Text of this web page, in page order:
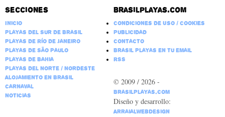
Secciones
Inicio
Playas del Sur de Brasil
Playas de Río de Janeiro
Playas de São Paulo
Playas de Bahia
Playas del Norte / Nordeste
Alojamiento en Brasil
Carnaval
Noticias
Brasilplayas.com
Condiciones de Uso / Cookies
Publicidad
Contacto
Brasil Playas en tu email
RSS
© 2009 / 2026 -
BrasilPlayas.com
Diseño y desarrollo:
ArraialWebDesign